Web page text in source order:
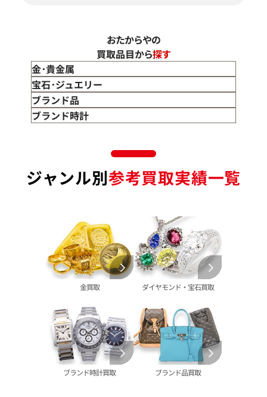
おたからやの
買取品目から探す
金･貴金属
金 買取
金のインゴット 買取
金のアクセサリー 買取
金のブレスレット 買取
金のブローチ 買取
金歯 買取
金貨･銀貨 買取
大判･小判 買取
イエローゴールド 買取
ホワイトゴールド 買取
金コンビ 買取
プラチナ 買取
プラチナインゴット 買取
Pt1000 買取
宝石･ジュエリー
宝石･ジュエリー買取
ダイヤモンド 買取
オパール 買取
パライバトルマリン 買取
パール 買取
ブランド品
バッグ･小物 買取
ルイ･ヴィトン 買取
カルティエ 買取
ハリー･ウィンストン 買取
ヴァンクリーフ&
アーペル 買取
グッチ 買取
ブシュロン 買取
ショーメ 買取
買取可能な商品をもっと見る
ブランド時計
フィリップ 買取
エルメス 買取
シャネル 買取
オメガ 買取
タグ・ホイヤー 買取
ブレゲ 買取
ブライトリング
ヴァシュロン・コンスタンタン 買取
A. ランゲ&
ジャンル別参考買取実績一覧
金買取 ダイヤモンド・宝石買取
ブランド時計買取 ブランド品買取